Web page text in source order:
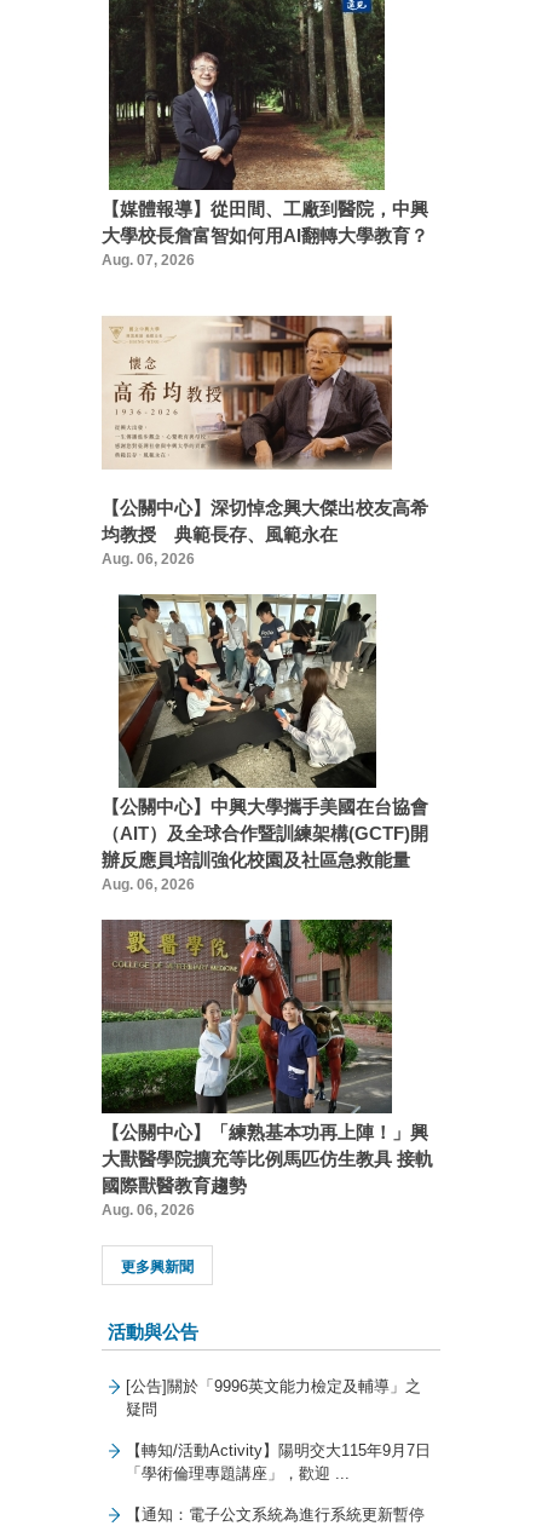
【媒體報導】從田間、工廠到醫院，中興
大學校長詹富智如何用AI翻轉大學教育？
Aug. 07, 2026
【公關中心】深切悼念興大傑出校友高希
均教授 典範長存、風範永在
Aug. 06, 2026
【公關中心】中興大學攜手美國在台協會
（AIT）及全球合作暨訓練架構(GCTF)開
辦反應員培訓強化校園及社區急救能量
Aug. 06, 2026
【公關中心】「練熟基本功再上陣！」興
大獸醫學院擴充等比例馬匹仿生教具 接軌
國際獸醫教育趨勢
Aug. 06, 2026
更多興新聞
活動與公告
[公告]關於「9996英文能力檢定及輔導」之
疑問
【轉知/活動Activity】陽明交大115年9月7日
「學術倫理專題講座」，歡迎 ...
【通知：電子公文系統為進行系統更新暫停